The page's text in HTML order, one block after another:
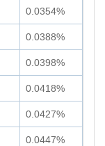
0.0354%
0.0388%
0.0398%
0.0418%
0.0427%
0.0447%